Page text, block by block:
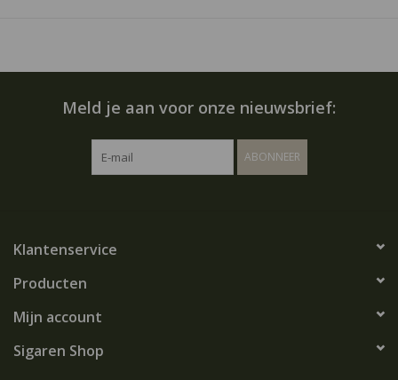
Meld je aan voor onze nieuwsbrief:
ABONNEER
Klantenservice
Producten
Mijn account
Sigaren Shop